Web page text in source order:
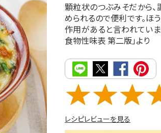
顆粒状のつぶみそだから
められるので便利です。ほ
作用があると言われてい
食物性味表 第二版」より
レシピレビューを見る